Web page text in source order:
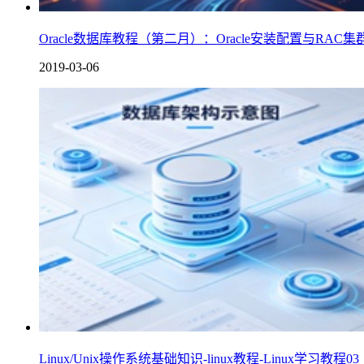
Oracle数据库教程（第二月）：Oracle安装配置与RAC集
2019-03-06
Linux/Unix操作系统基础知识-linux教程-Linux学习教程03